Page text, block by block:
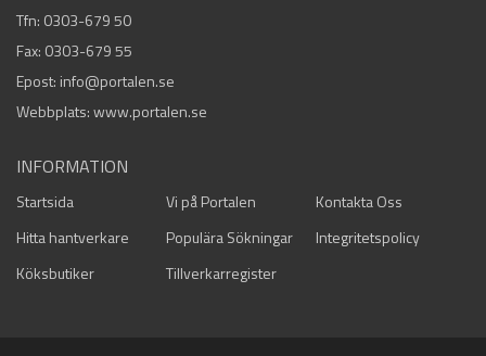
Tfn: 0303-679 50
Fax: 0303-679 55
Epost: info@portalen.se
Webbplats: www.portalen.se
INFORMATION
Startsida Vi på Portalen
Kontakta Oss
Hitta hantverkare
Populära Sökningar
Integritetspolicy
Köksbutiker
Tillverkarregister